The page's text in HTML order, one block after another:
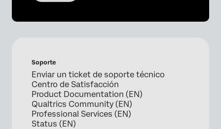
Soporte
Enviar un ticket de soporte técnico
Centro de Satisfacción
Product Documentation (EN)
Qualtrics Community (EN)
Professional Services (EN)
Status (EN)